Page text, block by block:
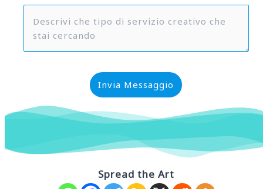
Invia Messaggio
Spread the Art